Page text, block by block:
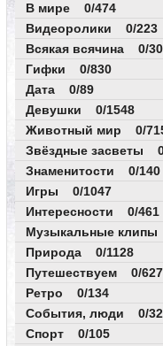
В мире 0/474
Видеоролики 0/223
Всякая всячина 0/
Гифки 0/830
Дата 0/89
Девушки 0/1548
Животный мир 0/
Звёздные засветы
Знаменитости 0/140
Игры 0/1047
Интересности 0/461
Музыкальные
Природа 0/1128
Путешествуем 0/627
Ретро 0/134
События, люди 0/32
Спорт 0/105